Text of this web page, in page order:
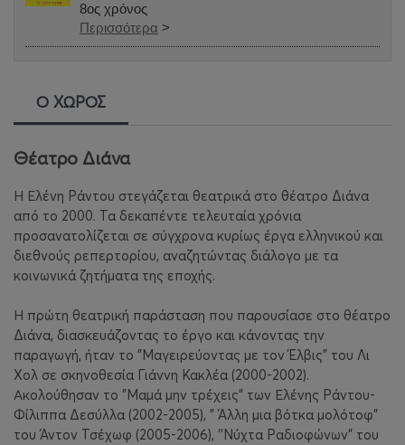
8ος χρόνος
Περισσότερα >
Ο ΧΩΡΟΣ
Θέατρο Διάνα
Η Ελένη Ράντου στεγάζεται θεατρικά στο θέατρο Διάνα
από το 2000. Τα δεκαπέντε τελευταία χρόνια
προσανατολίζεται σε σύγχρονα κυρίως έργα ελληνικού και
διεθνούς ρεπερτορίου, αναζητώντας διάλογο με τα
κοινωνικά ζητήματα της εποχής.
Η πρώτη θεατρική παράσταση που παρουσίασε στο θέατρο
Διάνα, διασκευάζοντας το έργο και κάνοντας την
παραγωγή, ήταν το "Μαγειρεύοντας με τον Έλβις" του Λι
Χολ σε σκηνοθεσία Γιάννη Κακλέα (2000-2002).
Ακολούθησαν το "Μαμά μην τρέχεις" των Ελένης Ράντου-
Φίλιππα Δεσύλλα (2002-2005), " Άλλη μια βότκα μολότοφ"
του Άντον Τσέχωφ (2005-2006), ''Νύχτα Ραδιοφώνων" του